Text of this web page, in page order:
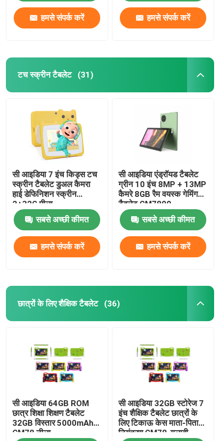
हमसे संपर्क करें हमसे संपर्क करें
टच स्क्रीन टैबलेट (31)
सी आइडिया 7 इंच किड्स टच
स्क्रीन टैबलेट डुअल कैमरा
हाई डेफिनिशन स्क्रीन
2+32G पीला
सबसे अच्छी कीमत
हमसे संपर्क करें
सी आइडिया एंड्रॉयड टैबलेट
ग्रीन 10 इंच 8MP + 13MP
कैमरे 8GB रैम वयस्क गेमिंग
टैबलेट CM7800
सबसे अच्छी कीमत
हमसे संपर्क करें
छात्रों के लिए शैक्षिक टैबलेट (36)
सी आइडिया 64GB ROM
छात्र शिक्षा शिक्षण टैबलेट
32GB विस्तार 5000mAh
CM78 नीला
सी आइडिया 32GB स्टोरेज 7
इंच शैक्षिक टैबलेट छात्रों के
लिए टिकाऊ केस माता-पिता
नियंत्रण CM78-गुलाबी